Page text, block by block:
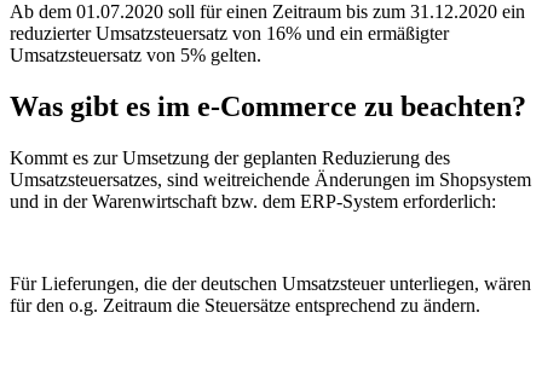
Ab dem 01.07.2020 soll für einen Zeitraum bis zum 31.12.2020 ein
reduzierter Umsatzsteuersatz von 16% und ein ermäßigter
Umsatzsteuersatz von 5% gelten.
Was gibt es im e-Commerce zu beachten?
Kommt es zur Umsetzung der geplanten Reduzierung des
Umsatzsteuersatzes, sind weitreichende Änderungen im Shopsystem
und in der Warenwirtschaft bzw. dem ERP-System erforderlich:
Für Lieferungen, die der deutschen Umsatzsteuer unterliegen, wären
für den o.g. Zeitraum die Steuersätze entsprechend zu ändern.